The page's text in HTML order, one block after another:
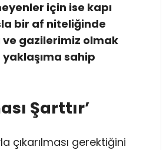
için ise kapı
bir af niteliğinde
gazilerimiz olmak
sahip
Şarttır’
çıkarılması gerektiğini